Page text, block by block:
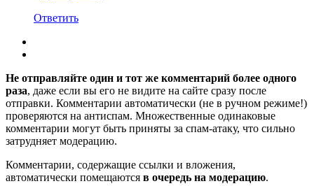
Ответить
Не отправляйте один и тот же комментарий более одного
раза, даже если вы его не видите на сайте сразу после
отправки. Комментарии автоматически (не в ручном режиме!)
проверяются на антиспам. Множественные одинаковые
комментарии могут быть приняты за спам-атаку, что сильно
затрудняет модерацию.
Комментарии, содержащие ссылки и вложения,
автоматически помещаются в очередь на модерацию.